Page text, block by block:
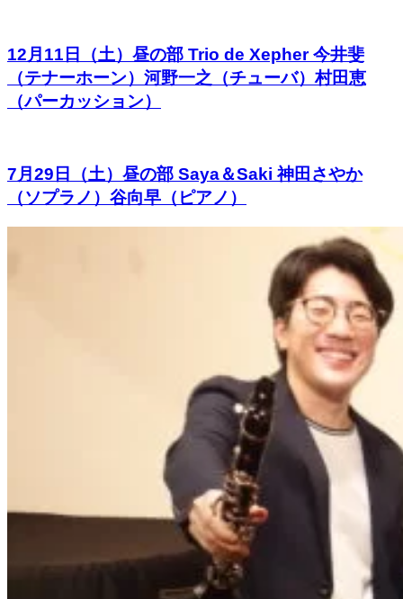
12月11日（土）昼の部 Trio de Xepher 今井斐
（テナーホーン）河野一之（チューバ）村田恵
（パーカッション）
7月29日（土）昼の部 Saya＆Saki 神田さやか
（ソプラノ）谷向早（ピアノ）